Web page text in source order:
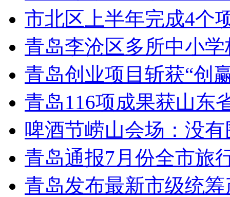
市北区上半年完成4个
青岛李沧区多所中小
青岛创业项目斩获“创
青岛116项成果获山东
啤酒节崂山会场：没有
青岛通报7月份全市旅
青岛发布最新市级统